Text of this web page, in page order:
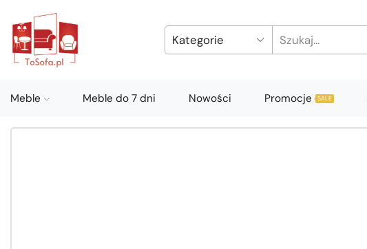
Meble Meble do 7 dni Nowości Promocje SALE